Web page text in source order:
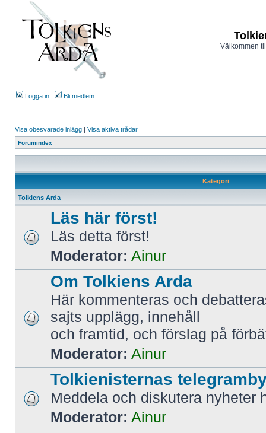
Välkommen
Logga in Bli medlem
Visa obesvarade inlägg | Visa aktiva trådar
Forumindex
Kategori
Tolkiens Arda
Läs här först!
Läs detta först!
Moderator: Ainur
Om Tolkiens Arda
Här kommenteras och
sajts upplägg, innehåll
och framtid, och förslag på
Moderator: Ainur
Tolkienisternas
Meddela och diskutera nyheter
Moderator: Ainur